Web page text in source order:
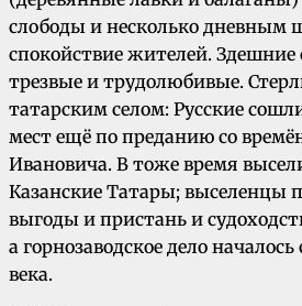
слободы и несколько дневным
спокойствие жителей.
трезвые и трудолюбивые.
татарским селом: Русские
мест ещё по преданию со
Ивановича. В тоже время
Казанские Татары; выселенцы
выгоды и пристань и
а горнозаводское дело
века.